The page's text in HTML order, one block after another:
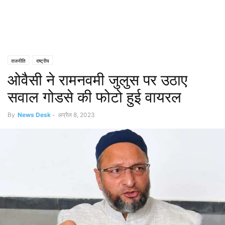
राजनीति राष्ट्रीय
ओवैसी ने रामनवमी जुलुस पर उठाए
सवाल गोडसे की फोटो हुई वायरल
By News Desk - अप्रैल 8, 2023